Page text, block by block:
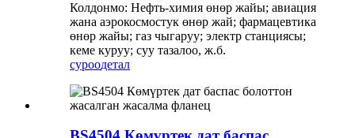
Колдонмо: Нефть-химия өнөр жайы; авиация
жана аэрокосмостук өнөр жай; фармацевтика
өнөр жайы; газ чыгаруу; электр станциясы;
кеме куруу; суу тазалоо, ж.б.
суроодетал